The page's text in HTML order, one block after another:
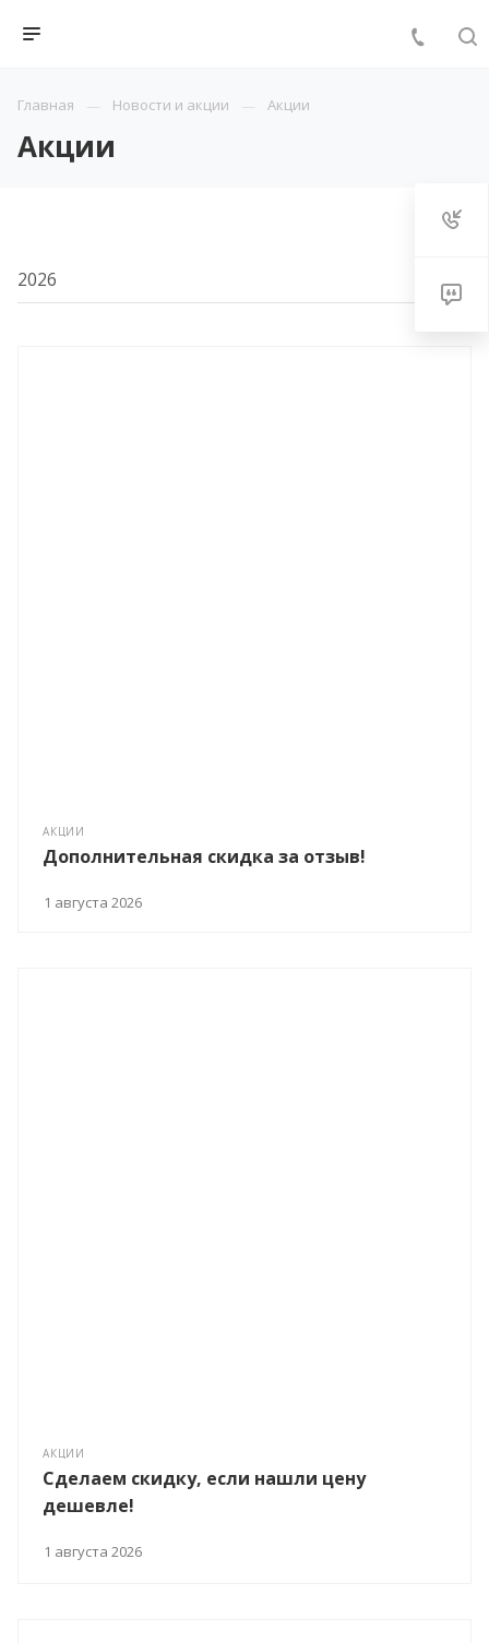
Главная Новости и акции Акции
Акции
АКЦИИ
Дополнительная скидка за отзыв!
1 августа 2026
АКЦИИ
Сделаем скидку, если нашли цену
дешевле!
1 августа 2026